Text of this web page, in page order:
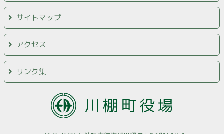
サイトマップ
アクセス
リンク集